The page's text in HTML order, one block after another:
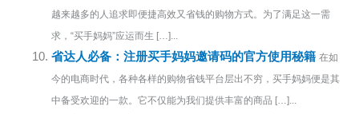
越来越多的人追求即便捷高效又省钱的购物方式。为了满足这一需
求，“买手妈妈”应运而生 […]...
省达人必备：注册买手妈妈邀请码的官方使用秘籍 在如
今的电商时代，各种各样的购物省钱平台层出不穷，买手妈妈便是其
中备受欢迎的一款。它不仅能为我们提供丰富的商品 […]...